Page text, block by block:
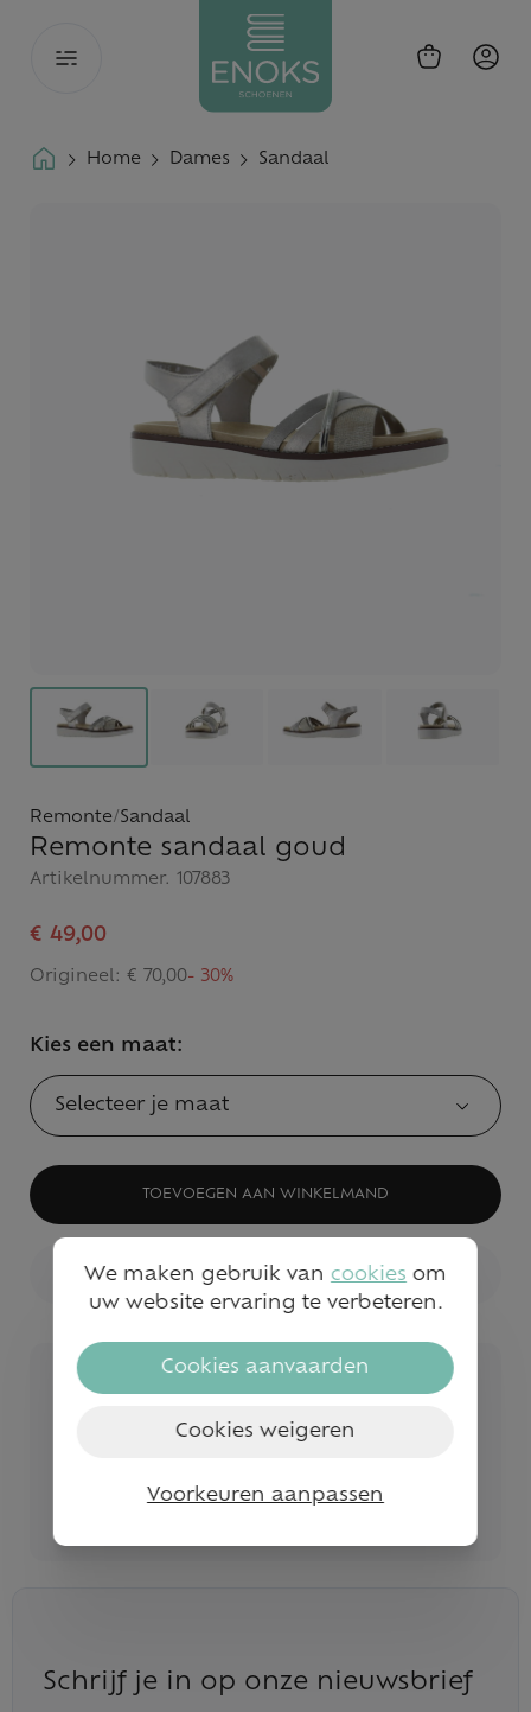
Toggle
Home Dames Sandaal
Remonte/Sandaal
Remonte sandaal goud
Artikelnummer. 107883
€ 49,00
Origineel: € 70,00- 30%
Kies een maat:
Selecteer je maat
TOEVOEGEN AAN WINKELMAND
BEKIJK WINKELVOORRAAD
Veilig betalen
Snelle service en levering
Bezoek onze fysieke winkels
Schrijf je in op onze nieuwsbrief
We maken gebruik van cookies om
uw website ervaring te verbeteren.
Cookies aanvaarden
Cookies weigeren
Voorkeuren aanpassen